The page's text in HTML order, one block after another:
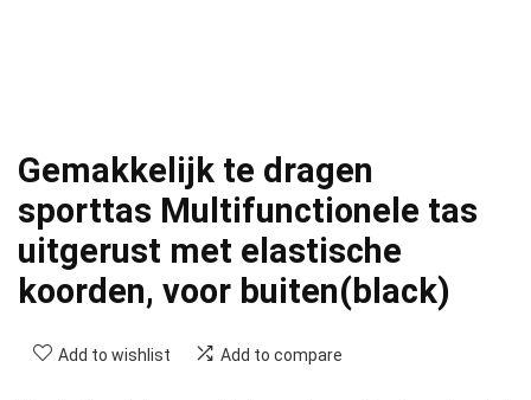
Gemakkelijk te dragen
sporttas Multifunctionele tas
uitgerust met elastische
koorden, voor buiten(black)
Add to wishlist Add to compare